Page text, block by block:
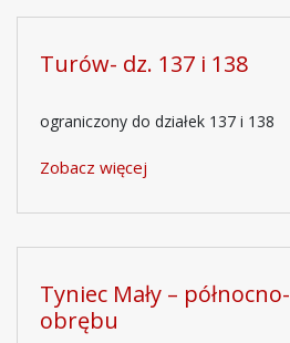
Turów- dz. 137 i 138
ograniczony do działek 137 i 138
Zobacz więcej
Tyniec Mały –
obrębu